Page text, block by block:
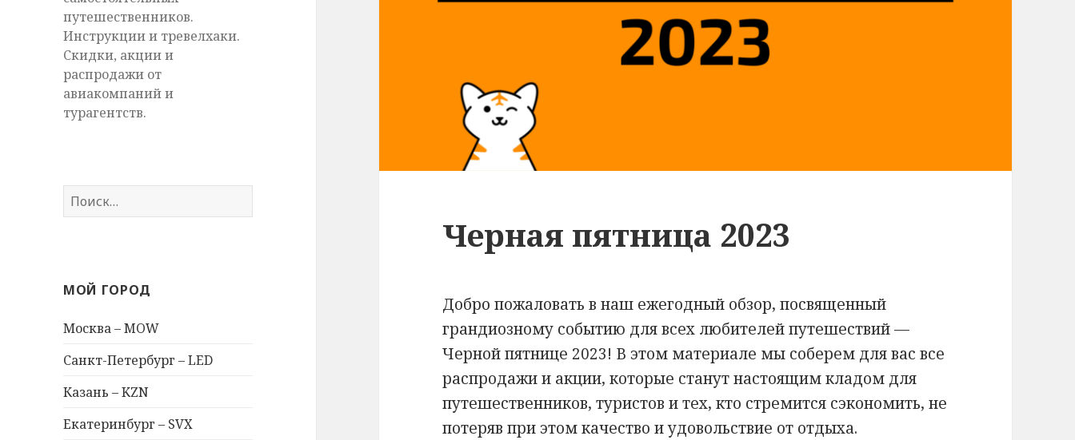
путешественников.
Инструкции и тревелхаки.
Скидки, акции и
распродажи от
авиакомпаний и
турагентств.
Найти:
МОЙ ГОРОД
Москва – MOW
Санкт-Петербург – LED
Казань – KZN
Екатеринбург – SVX
Черная пятница 2023
Добро пожаловать в наш ежегодный обзор, посвященный
грандиозному событию для всех любителей путешествий —
Черной пятнице 2023! В этом материале мы соберем для вас все
распродажи и акции, которые станут настоящим кладом для
путешественников, туристов и тех, кто стремится сэкономить, не
потеряв при этом качество и удовольствие от отдыха.